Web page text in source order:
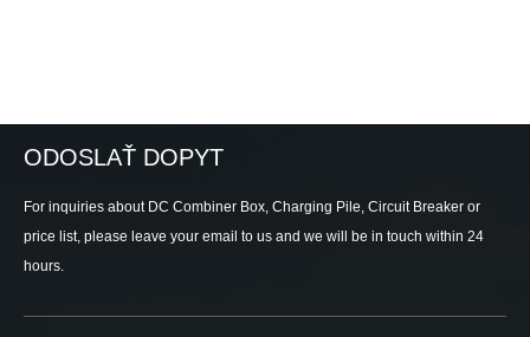
ODOSLAŤ DOPYT
For inquiries about DC Combiner Box, Charging Pile, Circuit Breaker or
price list, please leave your email to us and we will be in touch within 24
hours.